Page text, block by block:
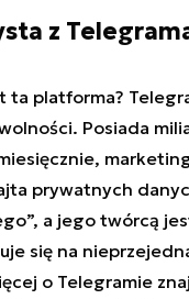
z
ta platforma?
Posiada
prywatnych
”, a jego twórcą
się na
o Telegramie